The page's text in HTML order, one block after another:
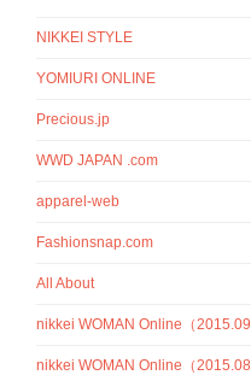
NIKKEI STYLE
YOMIURI ONLINE
Precious.jp
WWD JAPAN .com
apparel-web
Fashionsnap.com
All About
nikkei WOMAN Online（2015.09
nikkei WOMAN Online（2015.08